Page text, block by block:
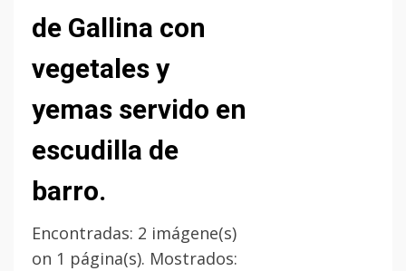
de Gallina con
vegetales y
yemas servido en
escudilla de
barro.
Encontradas: 2 imágene(s)
on 1 página(s). Mostrados: